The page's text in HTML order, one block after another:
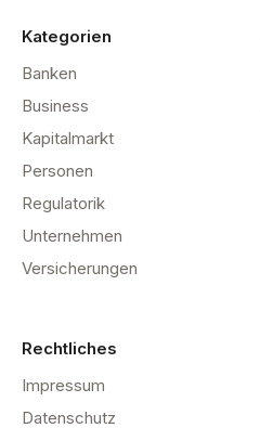
Kategorien
Banken
Business
Kapitalmarkt
Personen
Regulatorik
Unternehmen
Versicherungen
Rechtliches
Impressum
Datenschutz